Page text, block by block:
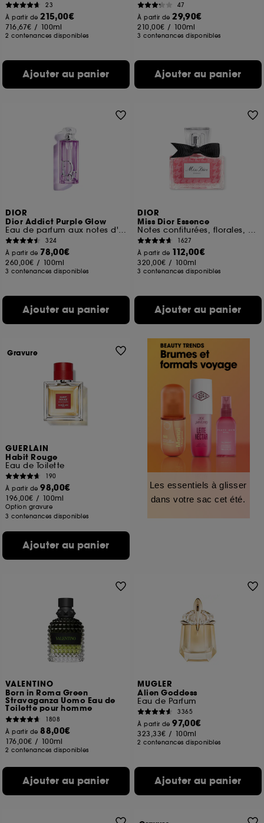
23
À partir de215,00€
716,67€ / 100ml
2 contenances disponibles
Ajouter au panier
47
À partir de29,90€
210,00€ / 100ml
3 contenances disponibles
Ajouter au panier
DIOR
Dior Addict Purple Glow
Eau de parfum aux notes d'iris et de framboise
324
À partir de 78,00€
260,00€ / 100ml
3 contenances disponibles
Ajouter au panier
DIOR
Miss Dior Essence
Notes confiturées, florales, boisées
1627
À partir de 112,00€
320,00€ / 100ml
3 contenances disponibles
Ajouter au panier
GUERLAIN
Habit Rouge
Eau de Toilette
190
À partir de98,00€
196,00€ / 100ml
Option gravure
3 contenances disponibles
Ajouter au panier
Gravure
Les essentiels à glisser
dans votre sac cet été.
VALENTINO
Born in Roma Green
Stravaganza Uomo Eau de
Toilette pour homme
1808
À partir de88,00€
176,00€ / 100ml
2 contenances disponibles
Ajouter au panier
MUGLER
Alien Goddess
Eau de Parfum
3365
À partir de97,00€
323,33€ / 100ml
2 contenances disponibles
Ajouter au panier